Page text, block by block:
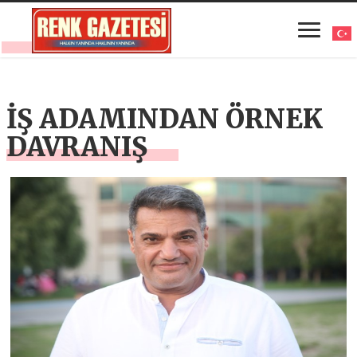
İŞ ADAMINDAN ÖRNEK
DAVRANIŞ